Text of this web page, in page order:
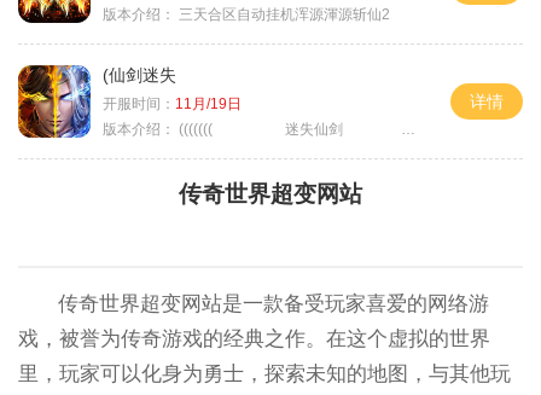
版本介绍：
三天合区自动挂机浑源渾源斩仙2
(仙剑迷失
开服时间： 11月/19日
版本介绍： ((((((( 迷失仙剑 )))))
详情
传奇世界超变网站
传奇世界超变网站是一款备受玩家喜爱的网络游
戏，被誉为传奇游戏的经典之作。在这个虚拟的世界
里，玩家可以化身为勇士，探索未知的地图，与其他玩